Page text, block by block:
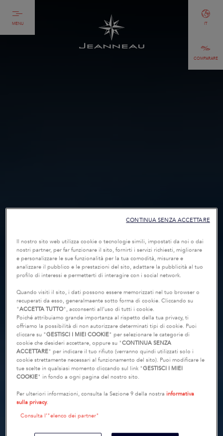
MENU
COMPARARE
IT
Il nostro sito web utilizza cookie o tecnologie simili, impostati da noi o dai
nostri partner, per far funzionare il sito, fornirti i servizi richiesti, migliorare
e personalizzare le sue funzionalità per la tua comodità, misurare e
analizzare il pubblico e le prestazioni del sito, adattare la pubblicità al tuo
profilo di interessi e permetterti di interagire con i social network.
Quando visiti il sito, i dati possono essere memorizzati nel tuo browser o
recuperati da esso, generalmaente sotto forma di cookie. Cliccando su
"ACCETTA TUTTO", acconsenti all’uso di tutti i cookie.
Poiché attribuiamo grande importanza al rispetto della tua privacy, ti
offriamo la possibilità di non autorizzare determinati tipi di cookie. Puoi
cliccare su "GESTISCI I MIEI COOKIE" per selezionare le categorie di
cookie che desideri accettare, oppure su "CONTINUA SENZA
ACCETTARE" per indicare il tuo rifiuto (verranno quindi utilizzati solo i
cookie strettamente necessari al funzionamento del sito). Puoi modificare le
tue scelte in qualsiasi momento cliccando sul link "GESTISCI I MIEI
COOKIE" in fondo a ogni pagina del nostro sito.
Per ulteriori informazioni, consulta la Sezione 9 della nostra informativa
sulla privacy.
Consulta l’"elenco dei partner"
CONTINUA SENZA ACCETTARE